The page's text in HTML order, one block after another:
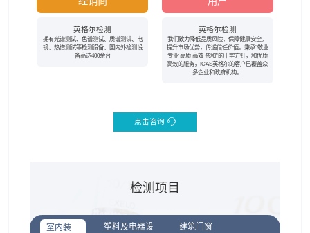
英格尔检测
拥有光谱测试、色谱测试、质谱测试、电
镜、热谱测试等检测设备、国内外检测设
备高达400余台
英格尔检测
我们致力降低品质风险，保障健康安全，
提升市场优势，传递信任价值。秉承“敬业
专业 高质 高效 亲和”的十字方针，和优质
高效的服务，ICAS英格尔的客户已覆盖众
多企业和政府机构。
点击咨询
检测项目
室内装
塑料及电器设 建筑门窗